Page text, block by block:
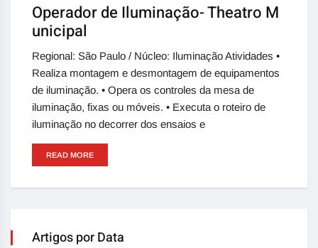
Operador de Iluminação- Theatro M
unicipal
Regional: São Paulo / Núcleo: Iluminação Atividades •
Realiza montagem e desmontagem de equipamentos
de iluminação. • Opera os controles da mesa de
iluminação, fixas ou móveis. • Executa o roteiro de
iluminação no decorrer dos ensaios e
READ MORE
Artigos por Data